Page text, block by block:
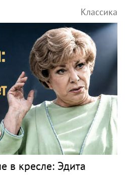
Классика
в кресле: Эдита